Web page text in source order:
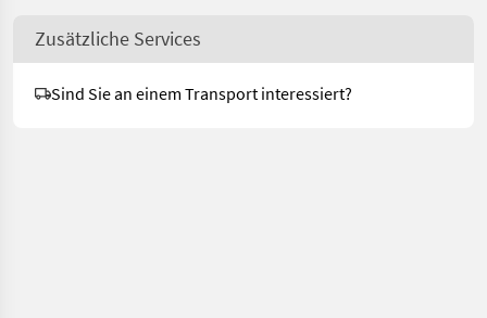
Zusätzliche Services
Sind Sie an einem Transport interessiert?